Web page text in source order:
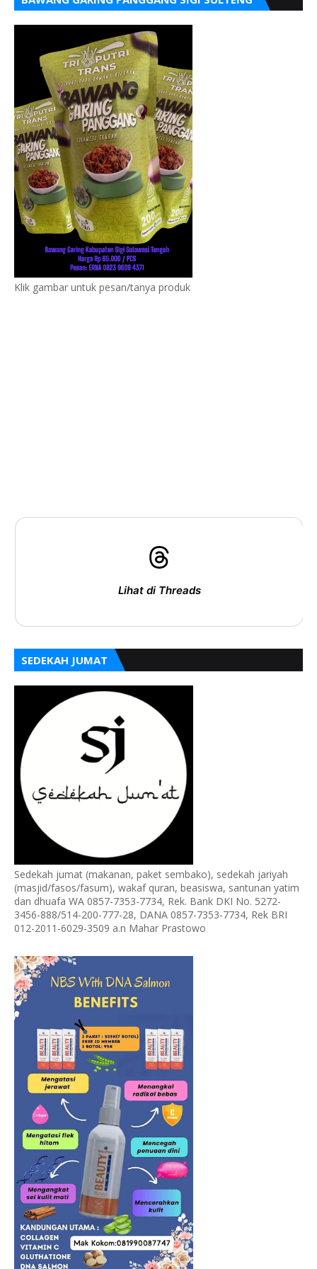
Klik gambar untuk pesan/tanya produk
Lihat di Threads
SEDEKAH JUMAT
Sedekah jumat (makanan, paket sembako), sedekah jariyah
(masjid/fasos/fasum), wakaf quran, beasiswa, santunan yatim
dan dhuafa WA 0857-7353-7734, Rek. Bank DKI No. 5272-
3456-888/514-200-777-28, DANA 0857-7353-7734, Rek BRI
012-2011-6029-3509 a.n Mahar Prastowo